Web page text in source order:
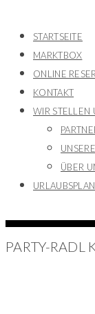
STARTSEITE
MARKTBOX
ONLINE
KONTAKT
WIR STELLEN
ÜBER
PARTY-RADL